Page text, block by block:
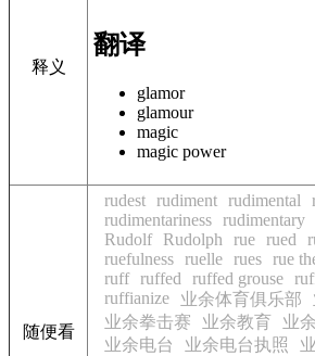
释义
翻译
glamor
glamour
magic
magic power
随便看
rudest rudiment rudimental
rudimentariness rudimentary
Rudolf
Rudolph rue rued
ruefulness ruelle rues rue
ruff ruffed ruffed grouse
ruffianize
业余体育俱乐部
业余拳击赛
业余教育
业
业余电台
业余电台执照